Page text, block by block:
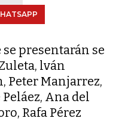
presentarán se
lván
Peter Manjarrez,
Ana del
Rafa Pérez